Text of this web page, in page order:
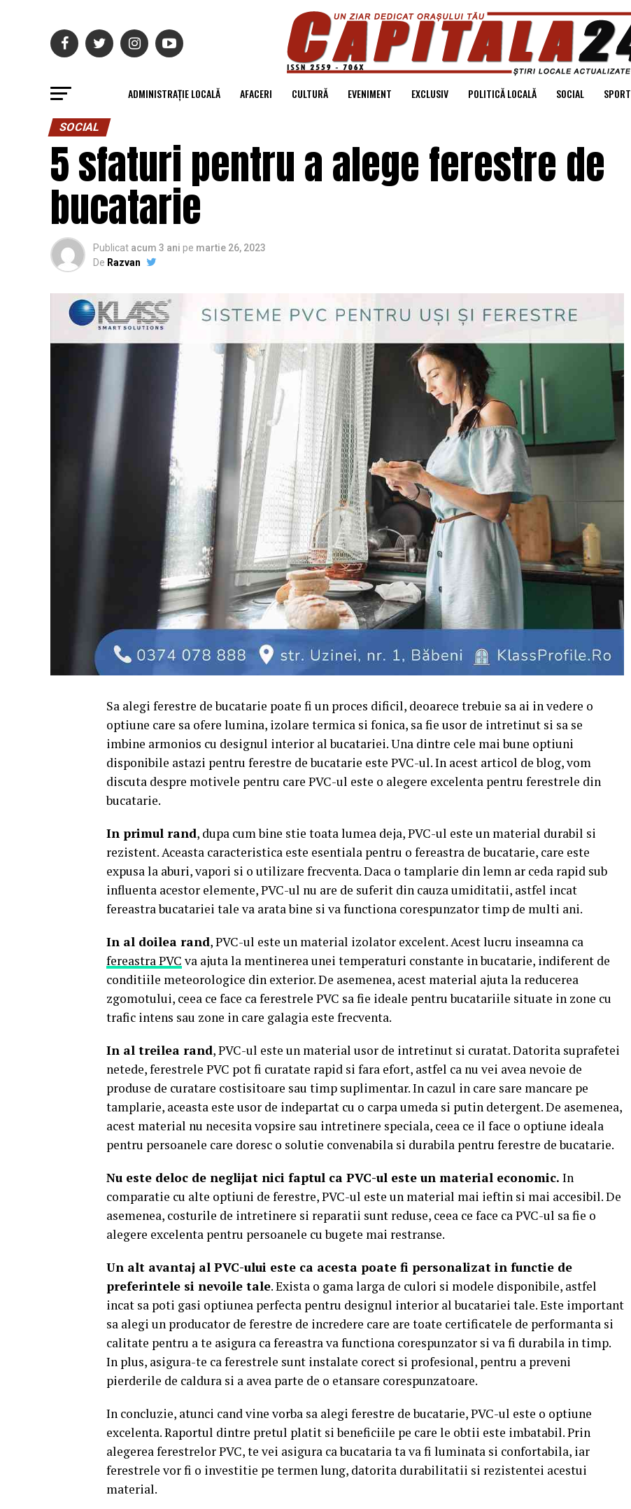
ADMINISTRAȚIE LOCALĂ AFACERI CULTURĂ EVENIMENT EXCLUSIV POLITICĂ LOCALĂ SOCIAL SPORT
SOCIAL
5 sfaturi pentru a alege ferestre de
bucatarie
Publicat acum 3 ani pe martie 26, 2023
De Razvan
Sa alegi ferestre de bucatarie poate fi un proces dificil, deoarece trebuie sa ai in vedere o
optiune care sa ofere lumina, izolare termica si fonica, sa fie usor de intretinut si sa se
imbine armonios cu designul interior al bucatariei. Una dintre cele mai bune optiuni
disponibile astazi pentru ferestre de bucatarie este PVC-ul. In acest articol de blog, vom
discuta despre motivele pentru care PVC-ul este o alegere excelenta pentru ferestrele din
bucatarie.
In primul rand, dupa cum bine stie toata lumea deja, PVC-ul este un material durabil si
rezistent. Aceasta caracteristica este esentiala pentru o fereastra de bucatarie, care este
expusa la aburi, vapori si o utilizare frecventa. Daca o tamplarie din lemn ar ceda rapid sub
influenta acestor elemente, PVC-ul nu are de suferit din cauza umiditatii, astfel incat
fereastra bucatariei tale va arata bine si va functiona corespunzator timp de multi ani.
In al doilea rand, PVC-ul este un material izolator excelent. Acest lucru inseamna ca
fereastra PVC va ajuta la mentinerea unei temperaturi constante in bucatarie, indiferent de
conditiile meteorologice din exterior. De asemenea, acest material ajuta la reducerea
zgomotului, ceea ce face ca ferestrele PVC sa fie ideale pentru bucatariile situate in zone cu
trafic intens sau zone in care galagia este frecventa.
In al treilea rand, PVC-ul este un material usor de intretinut si curatat. Datorita suprafetei
netede, ferestrele PVC pot fi curatate rapid si fara efort, astfel ca nu vei avea nevoie de
produse de curatare costisitoare sau timp suplimentar. In cazul in care sare mancare pe
tamplarie, aceasta este usor de indepartat cu o carpa umeda si putin detergent. De asemenea,
acest material nu necesita vopsire sau intretinere speciala, ceea ce il face o optiune ideala
pentru persoanele care doresc o solutie convenabila si durabila pentru ferestre de bucatarie.
Nu este deloc de neglijat nici faptul ca PVC-ul este un material economic. In
comparatie cu alte optiuni de ferestre, PVC-ul este un material mai ieftin si mai accesibil. De
asemenea, costurile de intretinere si reparatii sunt reduse, ceea ce face ca PVC-ul sa fie o
alegere excelenta pentru persoanele cu bugete mai restranse.
Un alt avantaj al PVC-ului este ca acesta poate fi personalizat in functie de
preferintele si nevoile tale. Exista o gama larga de culori si modele disponibile, astfel
incat sa poti gasi optiunea perfecta pentru designul interior al bucatariei tale. Este important
sa alegi un producator de ferestre de incredere care are toate certificatele de performanta si
calitate pentru a te asigura ca fereastra va functiona corespunzator si va fi durabila in timp.
In plus, asigura-te ca ferestrele sunt instalate corect si profesional, pentru a preveni
pierderile de caldura si a avea parte de o etansare corespunzatoare.
In concluzie, atunci cand vine vorba sa alegi ferestre de bucatarie, PVC-ul este o optiune
excelenta. Raportul dintre pretul platit si beneficiile pe care le obtii este imbatabil. Prin
alegerea ferestrelor PVC, te vei asigura ca bucataria ta va fi luminata si confortabila, iar
ferestrele vor fi o investitie pe termen lung, datorita durabilitatii si rezistentei acestui
material.